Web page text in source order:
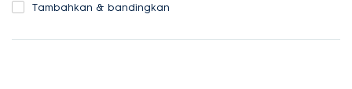
Tambahkan & bandingkan